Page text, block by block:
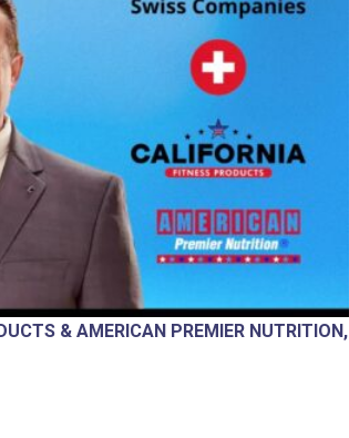
& AMERICAN PREMIER NUTRITION,